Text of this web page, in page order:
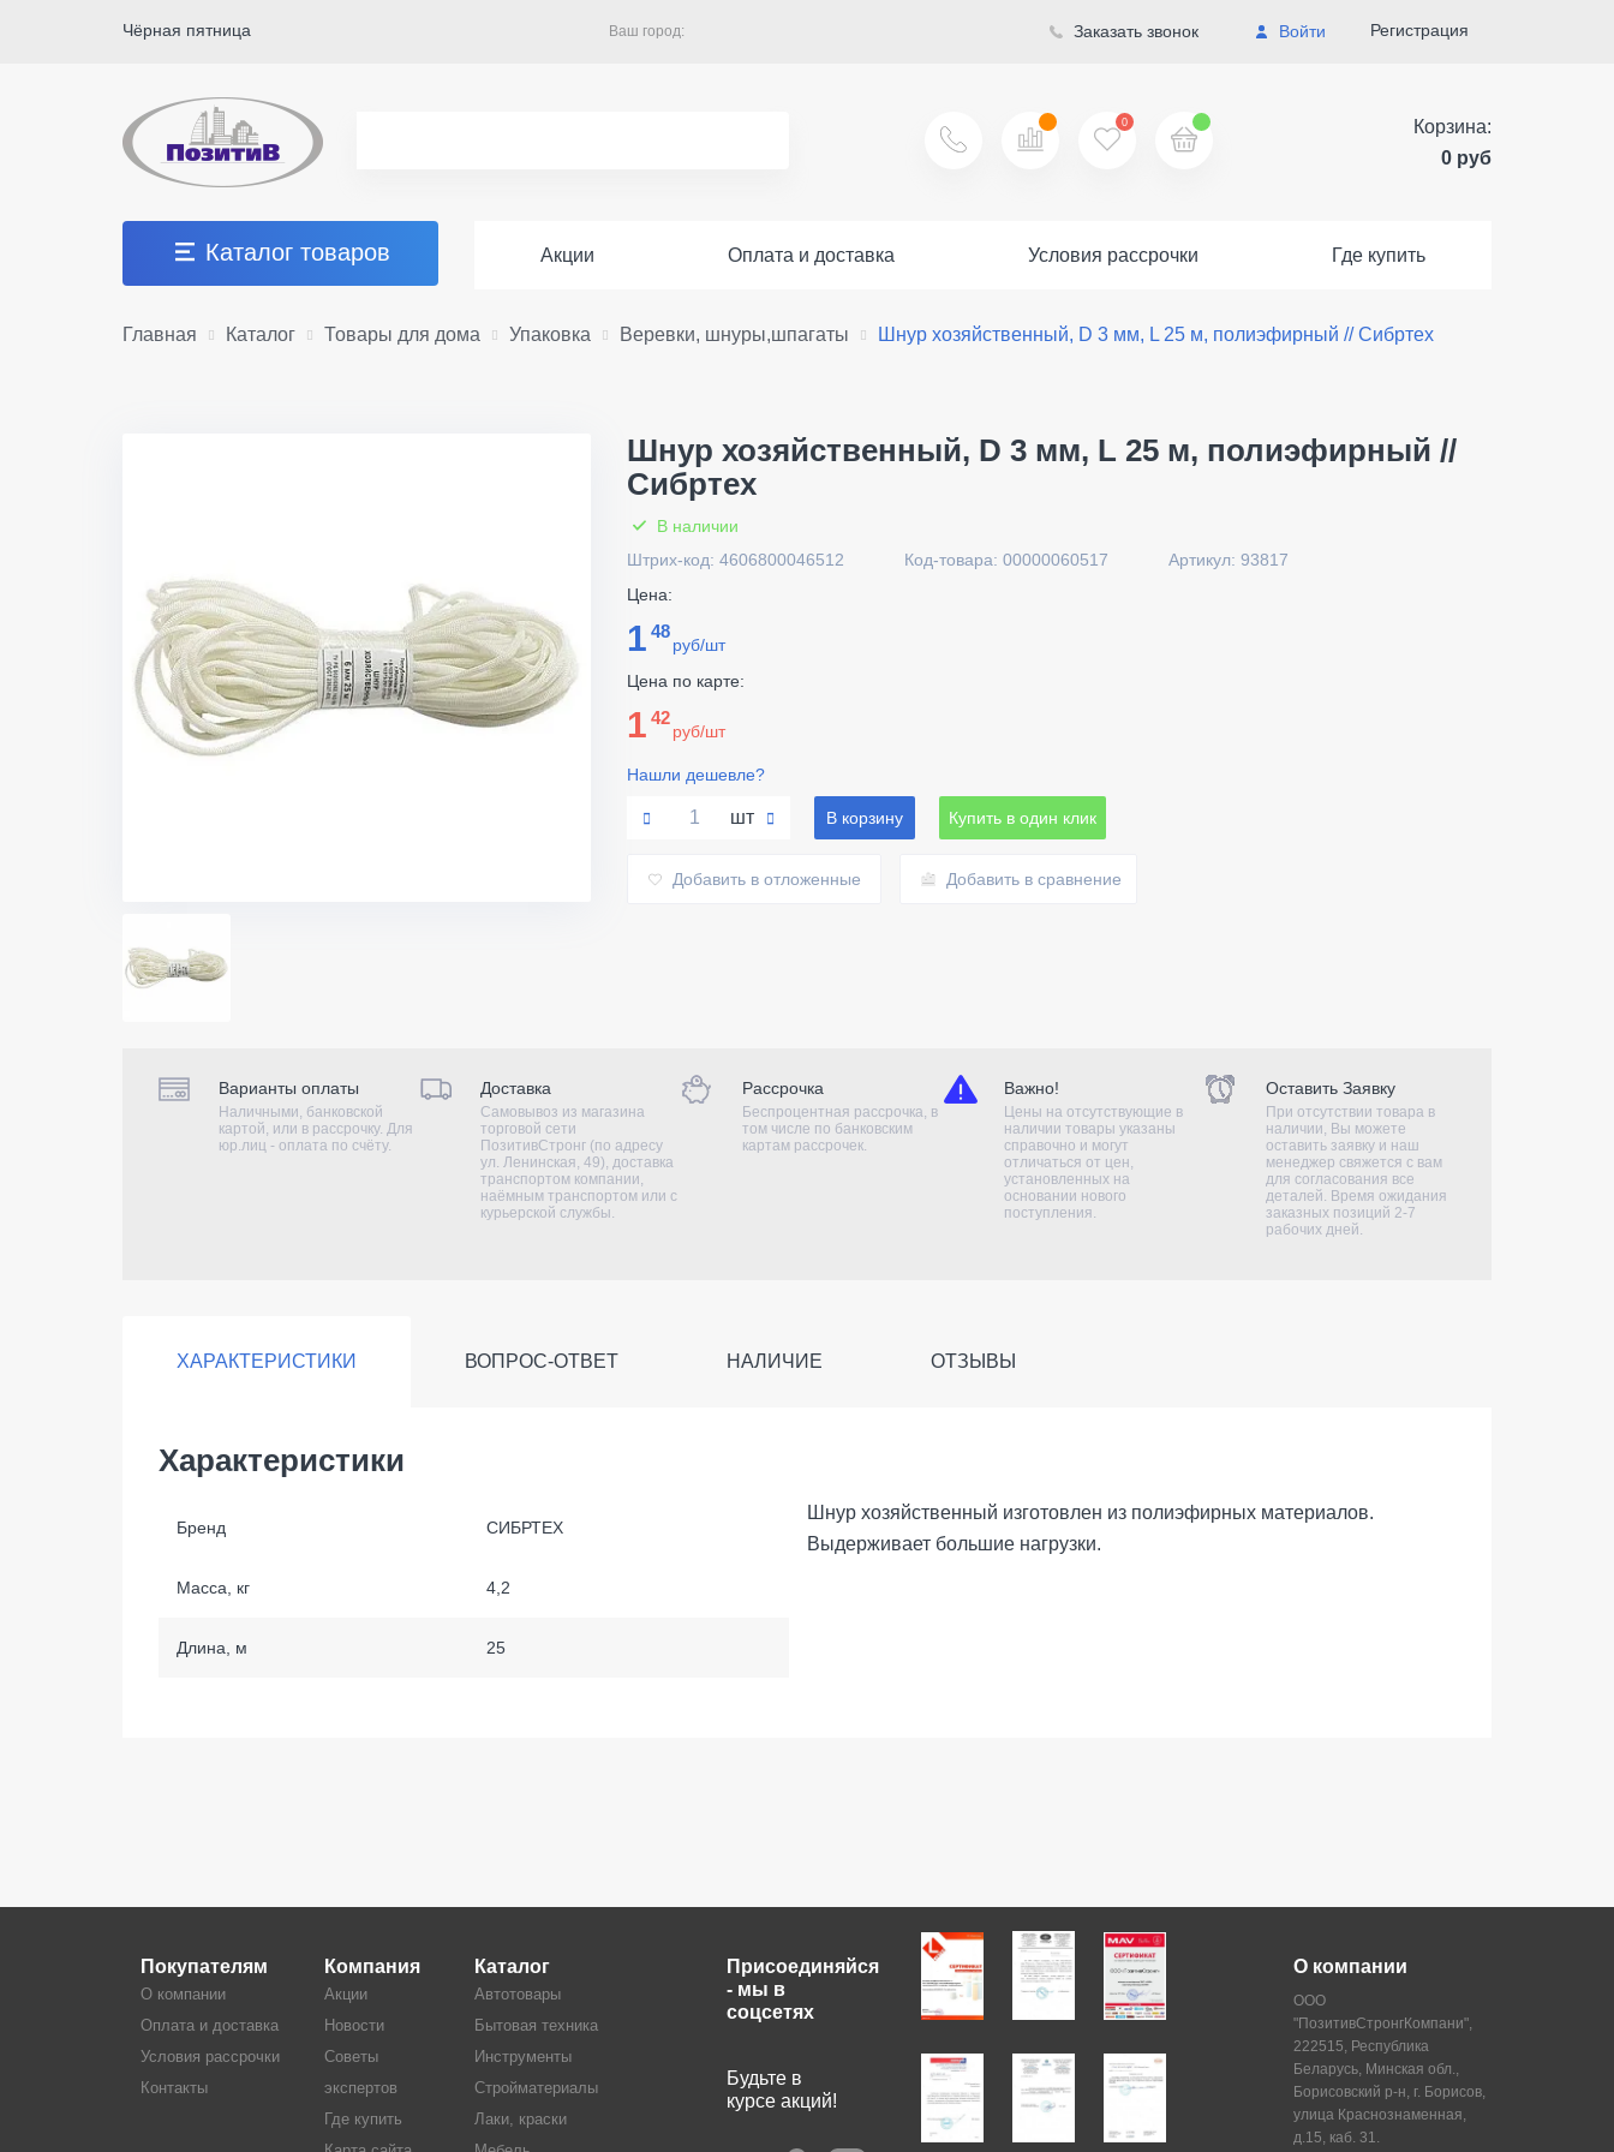
Чёрная пятница Ваш город: Заказать звонок Войти Регистрация
0
Корзина:
0 руб
Каталог товаров Акции Оплата и доставка Условия рассрочки Где купить
Главная Каталог Товары для дома Упаковка Веревки, шнуры,шпагаты Шнур хозяйственный, D 3 мм, L 25 м, полиэфирный // Сибртех
Шнур хозяйственный, D 3 мм, L 25 м, полиэфирный //
Сибртех
В наличии
Штрих-код: 4606800046512
Код-товара: 00000060517
Артикул: 93817
Цена:
1 48
руб/шт
Цена по карте:
1 42
руб/шт
Нашли дешевле?
шт В корзину Купить в один клик
Добавить в отложенные Добавить в сравнение
Варианты оплаты
Наличными, банковской
картой, или в рассрочку. Для
юр.лиц - оплата по счёту.
Доставка
Самовывоз из магазина
торговой сети
ПозитивСтронг (по адресу
ул. Ленинская, 49), доставка
транспортом компании,
наёмным транспортом или с
курьерской службы.
Рассрочка
Беспроцентная рассрочка, в
том числе по банковским
картам рассрочек.
Важно!
Цены на отсутствующие в
наличии товары указаны
справочно и могут
отличаться от цен,
установленных на
основании нового
поступления.
Оставить Заявку
При отсутствии товара в
наличии, Вы можете
оставить заявку и наш
менеджер свяжется с вам
для согласования все
деталей. Время ожидания
заказных позиций 2-7
рабочих дней.
ХАРАКТЕРИСТИКИ ВОПРОС-ОТВЕТ НАЛИЧИЕ ОТЗЫВЫ
Характеристики
Бренд СИБРТЕХ
Масса, кг 4,2
Длина, м 25
Шнур хозяйственный изготовлен из полиэфирных материалов.
Выдерживает большие нагрузки.
Покупателям
О компании
Оплата и доставка
Условия рассрочки
Контакты
Компания
Акции
Новости
Советы
экспертов
Где купить
Каталог
Автотовары
Бытовая техника
Инструменты
Стройматериалы
Лаки, краски
Присоединяйся
- мы в
соцсетях
Будьте в
курсе акций!
О компании
ООО
"ПозитивСтронгКомпани",
222515, Республика
Беларусь, Минская обл.,
Борисовский р-н, г. Борисов,
улица Краснознаменная,
д.15, каб. 31.